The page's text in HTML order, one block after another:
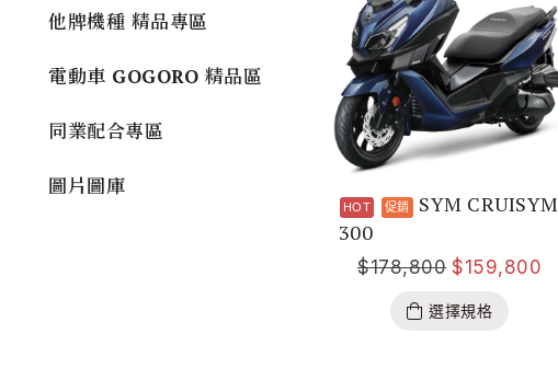
他牌機種 精品專區
電動車 GOGORO 精品區
同業配合專區
圖片圖庫
SYM CRUISYM
300
$178,800 $159,800
選擇規格